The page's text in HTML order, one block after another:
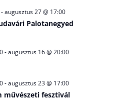
-augusztus 27 @ 17:00
Palotanegyed
-augusztus 16 @ 20:00
-augusztus 23 @ 17:00
művészeti fesztivál